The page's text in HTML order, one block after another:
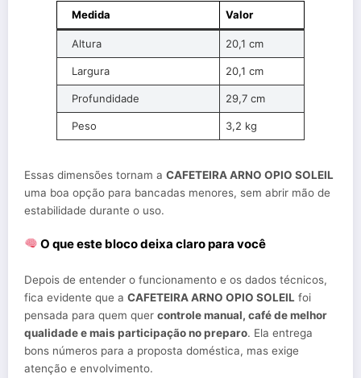
Medida Valor
Altura 20,1 cm
Largura 20,1 cm
Profundidade 29,7 cm
Peso 3,2 kg
Essas dimensões tornam a CAFETEIRA ARNO OPIO SOLEIL
uma boa opção para bancadas menores, sem abrir mão de
estabilidade durante o uso.
O que este bloco deixa claro para você
Depois de entender o funcionamento e os dados técnicos,
fica evidente que a CAFETEIRA ARNO OPIO SOLEIL foi
pensada para quem quer controle manual, café de melhor
qualidade e mais participação no preparo. Ela entrega
bons números para a proposta doméstica, mas exige
atenção e envolvimento.